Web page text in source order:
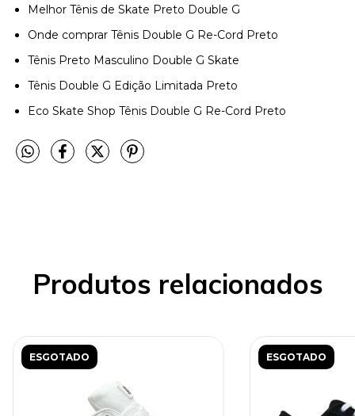
Melhor Tênis de Skate Preto Double G
Onde comprar Tênis Double G Re-Cord Preto
Tênis Preto Masculino Double G Skate
Tênis Double G Edição Limitada Preto
Eco Skate Shop Tênis Double G Re-Cord Preto
Produtos relacionados
ESGOTADO ESGOTADO